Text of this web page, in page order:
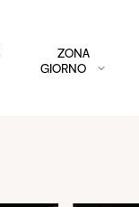
ZONA
GIORNO